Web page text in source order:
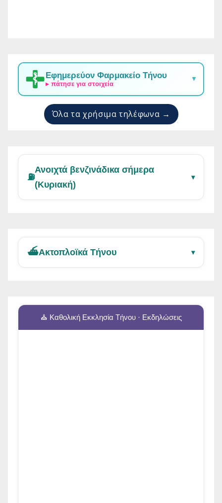
Εφημερεύον Φαρμακείο Τήνου
▸ πάτησε για στοιχεία
▼
Όλα τα χρήσιμα τηλέφωνα →
⛽
Ανοιχτά βενζινάδικα σήμερα
(Κυριακή)
▾
⛴️Ακτοπλοϊκά Τήνου ▾
⛪ Καθολική Εκκλησία Τήνου · Εκδηλώσεις